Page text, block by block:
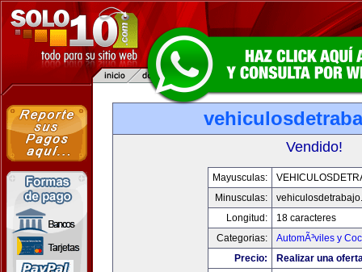
Vendido!
Mayusculas:
Minusculas:
Longitud:
18 caracteres
Categorias:
AutomÃ³viles y
Precio:
Realizar una